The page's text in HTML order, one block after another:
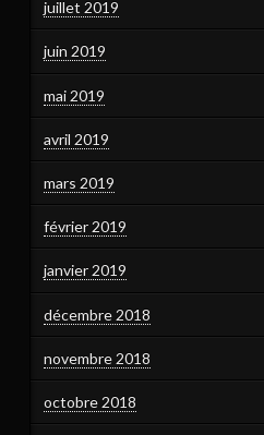
juillet 2019
juin 2019
mai 2019
avril 2019
mars 2019
février 2019
janvier 2019
décembre 2018
novembre 2018
octobre 2018